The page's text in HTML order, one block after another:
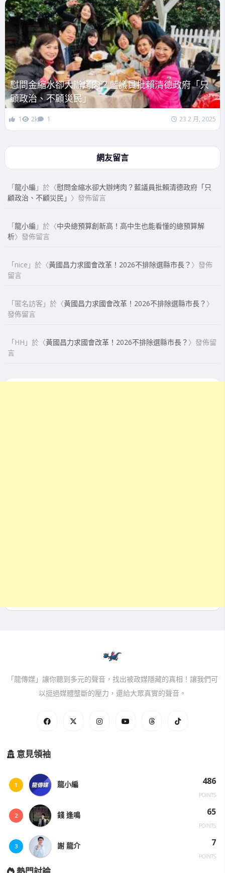
慰問金縮水卻大辦烤肉？藍議員批賴清德政府「只
顧政治、不顧災民」
1 2k 1 23 2 月, 2025
網友留言
「龍小編 」於〈慰問金縮水卻大辦烤肉？藍議員批賴清德政府「只
顧政治、不顧災民」 〉發佈留言
「龍小編 」於〈中央總預算創新高！高中生也能看懂的總預算解
析〉發佈留言
「nice 」於〈黃國昌力求國會改革！2026不排除選縣市長？ 〉發佈
留言
「匿名訪客 」於〈黃國昌力求國會改革！2026不排除選縣市長？ 〉
發佈留言
「HH 」於〈黃國昌力求國會改革！2026不排除選縣市長？ 〉發佈留
言
「龍傳媒」讓你聽到多元的聲音，找出被政媒隱藏的真相！讓我們可
以挺過媒體壟斷的壓力，還給大眾真實的聲音。
意見領袖
1 龍小編 486
POINTS
2 錢 逢鳴 65
POINTS
3 謝 龍介 7
POINTS